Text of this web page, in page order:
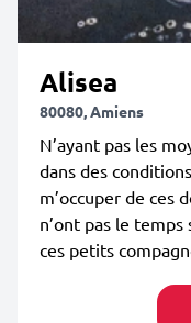
Alisea
80080, Amiens
N’ayant pas les
dans des
m’occuper de ces
n’ont pas le
ces petits